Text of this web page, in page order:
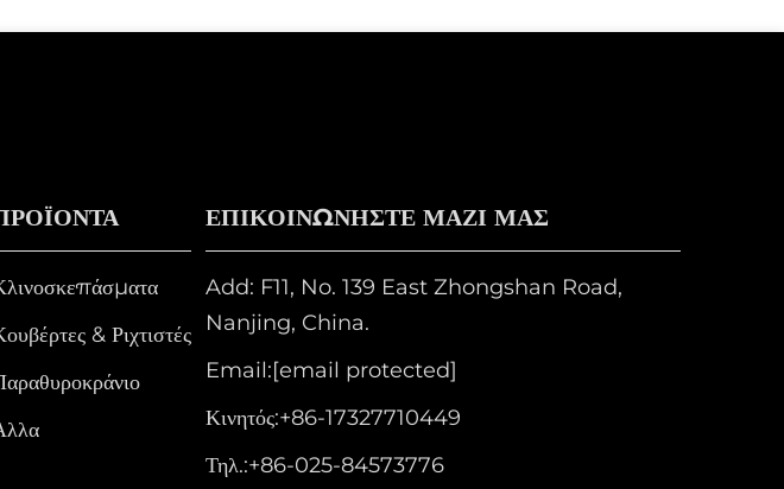
& Ριχτιστές
ΕΠΙΚΟΙΝΩΝΗΣΤΕ ΜΑΖΙ ΜΑΣ
Add: F11, No. 139 East Zhongshan Road,
Nanjing, China.
Email:[email protected]
Κινητός:+86-17327710449
Τηλ.:+86-025-84573776